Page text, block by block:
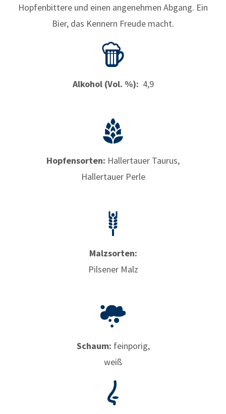
Hopfenbittere und einen angenehmen Abgang. Ein
Bier, das Kennern Freude macht.
Alkohol (Vol. %): 4,9
Hopfensorten: Hallertauer Taurus,
Hallertauer Perle
Malzsorten:
Pilsener Malz
Schaum: feinporig,
weiß